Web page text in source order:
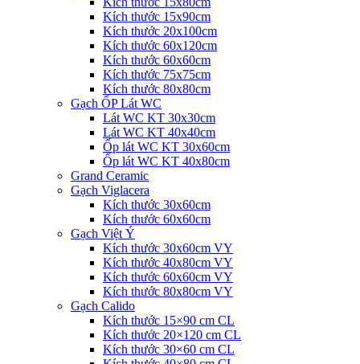
Kích thước 15x90cm
Kích thước 20x100cm
Kích thước 60x120cm
Kích thước 60x60cm
Kích thước 75x75cm
Kích thước 80x80cm
Gạch ỐP Lát WC
Lát WC KT 30x30cm
Lát WC KT 40x40cm
Ốp lát WC KT 30x60cm
Ốp lát WC KT 40x80cm
Grand Ceramic
Gạch Viglacera
Kích thước 30x60cm
Kích thước 60x60cm
Gạch Việt Ý
Kích thước 30x60cm VY
Kích thước 40x80cm VY
Kích thước 60x60cm VY
Kích thước 80x80cm VY
Gạch Calido
Kích thước 15×90 cm CL
Kích thước 20×120 cm CL
Kích thước 30×60 cm CL